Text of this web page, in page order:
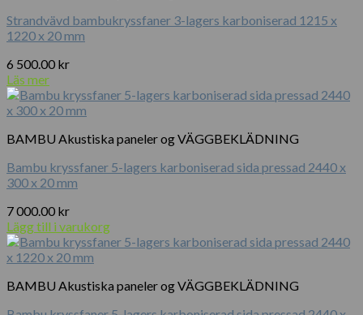
Strandvävd bambukryssfaner 3-lagers karboniserad 1215 x
1220 x 20 mm
6 500.00 kr
Läs mer
BAMBU Akustiska paneler og VÄGGBEKLÄDNING
Bambu kryssfaner 5-lagers karboniserad sida pressad 2440 x
300 x 20 mm
7 000.00 kr
Lägg till i varukorg
BAMBU Akustiska paneler og VÄGGBEKLÄDNING